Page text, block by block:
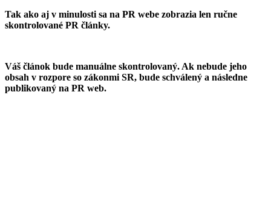
Tak ako aj v minulosti sa na PR webe zobrazia len ručne
skontrolované PR články.
Váš článok bude manuálne skontrolovaný. Ak nebude jeho
obsah v rozpore so zákonmi SR, bude schválený a následne
publikovaný na PR web.